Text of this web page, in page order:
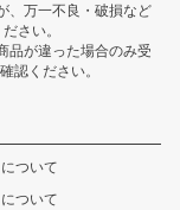
、万一不良・破損など
さい。
品が違った場合のみ受
認ください。
ついて
ついて